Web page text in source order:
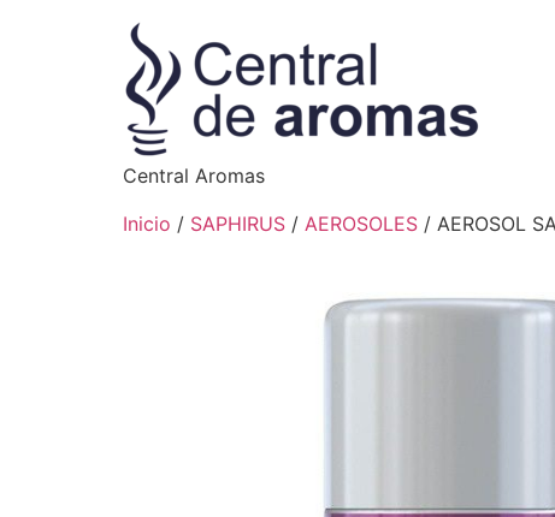
Central Aromas
Inicio / SAPHIRUS / AEROSOLES / AEROSOL